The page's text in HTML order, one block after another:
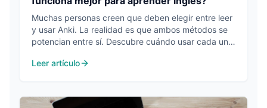
Muchas personas creen que deben elegir entre leer
y usar Anki. La realidad es que ambos métodos se
potencian entre sí. Descubre cuándo usar cada uno
rápido.
Leer artículo